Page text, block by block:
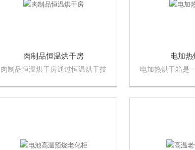
肉制品恒温烘干房
肉制品恒温烘干房通过恒温烘干技
高产品附加值和市场竞争力。
电加热
电加热烘干箱是
超高温烘干、干